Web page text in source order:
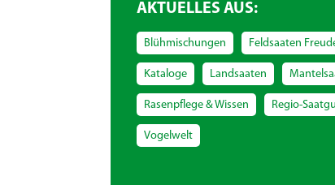
AKTUELLES AUS:
Blühmischungen Feldsaaten
Kataloge Landsaaten
Rasenpflege & Wissen Regio-
Vogelwelt